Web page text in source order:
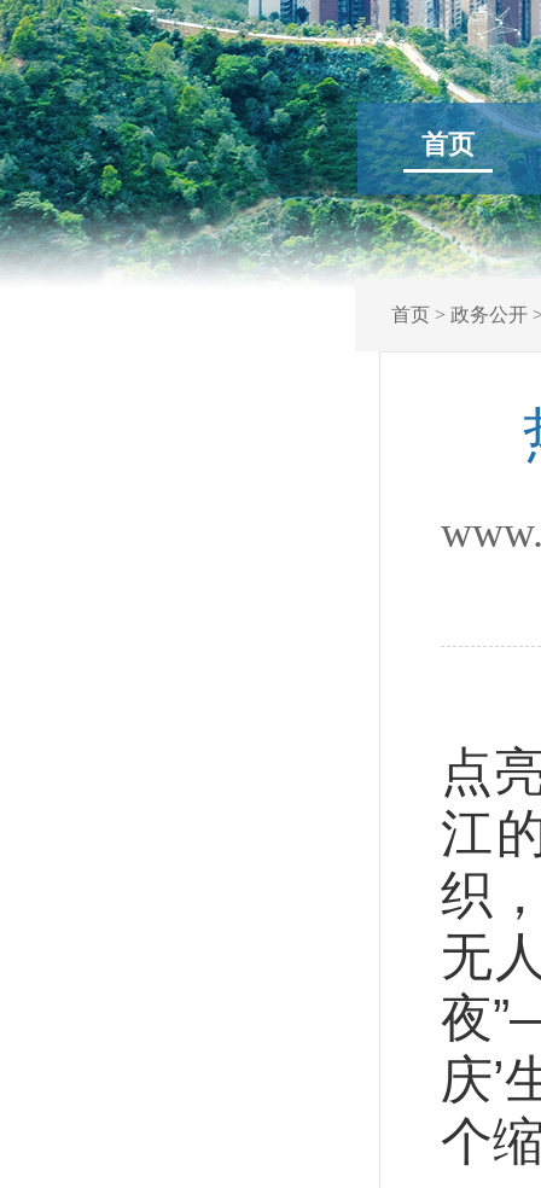
首页
首页> 政务公开
点
江
织
无
夜
庆’
个